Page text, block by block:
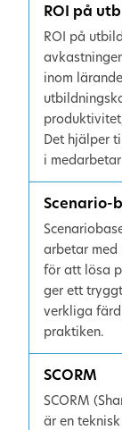
ROI på
ROI på
inom
Det hjälper
i
Scenario-
arbetar
för att lösa
ger ett
verkliga
praktiken.
SCORM
SCORM
är en